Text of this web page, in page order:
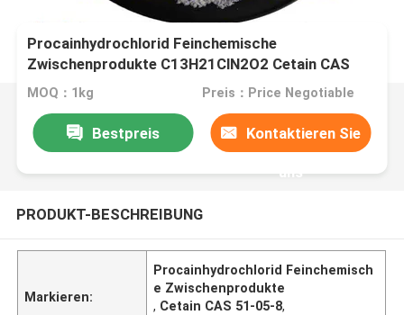
Procainhydrochlorid Feinchemische
Zwischenprodukte C13H21ClN2O2 Cetain CAS
51-05-8
MOQ：1kg Preis：Price Negotiable
Bestpreis Kontaktieren Sie
uns
PRODUKT-BESCHREIBUNG
Markieren:
Procainhydrochlorid Feinchemisch
e Zwischenprodukte
, Cetain CAS 51-05-8,